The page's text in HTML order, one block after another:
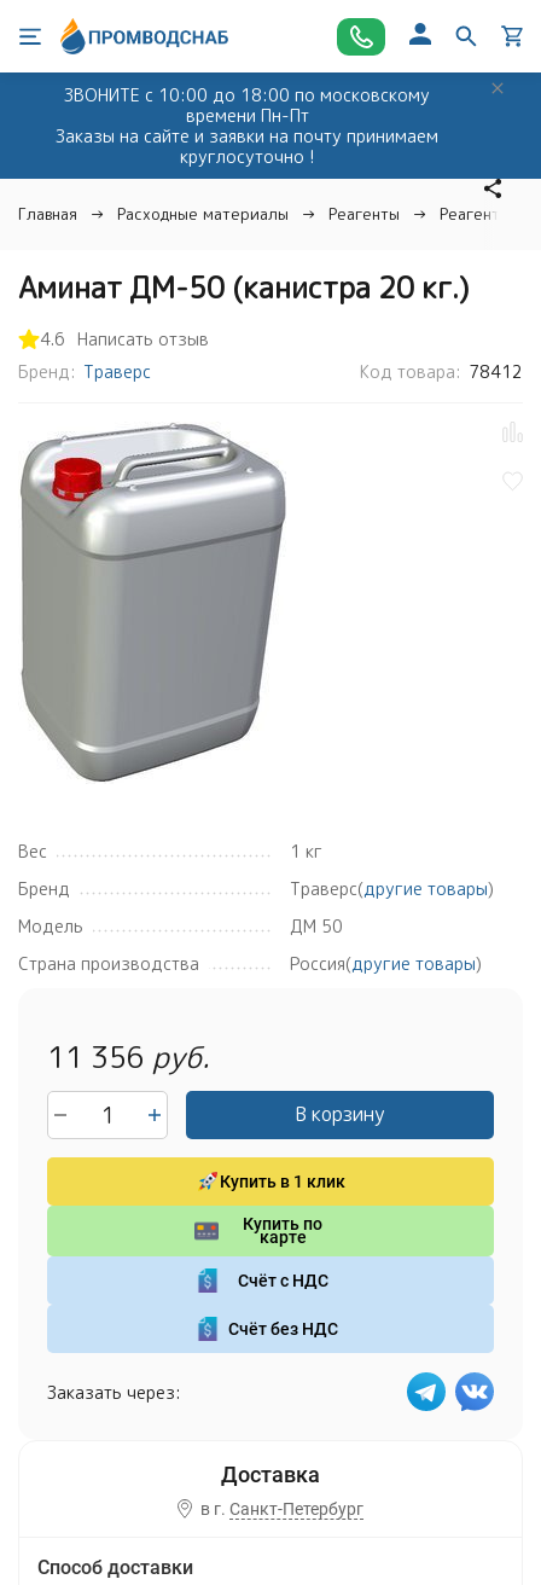
ЗВОНИТЕ с 10:00 до 18:00 по московскому
времени Пн-Пт
Заказы на сайте и заявки на почту принимаем
круглосуточно !
Главная Расходные материалы Реагенты Реагенты
Аминат ДМ-50 (канистра 20 кг.)
4.6
Написать отзыв
Бренд: Траверс Код товара: 78412
Вес
1 кг
Бренд
Траверс(другие товары)
Модель
ДМ 50
Страна производства
Россия(другие товары)
11 356 руб.
В корзину
Купить в 1 клик
Купить по
карте
Счёт с НДС
Счёт без НДС
Заказать через:
в г. Санкт-Петербург
Способ доставки